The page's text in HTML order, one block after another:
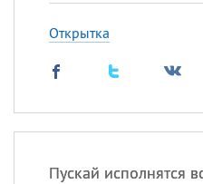
Открытка
Пускай исполнятся